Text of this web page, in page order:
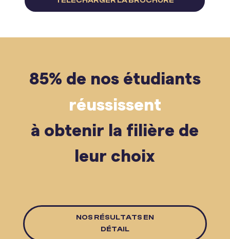
85% de nos étudiants
réussissent
à obtenir la filière de
leur choix
NOS RÉSULTATS EN
DÉTAIL